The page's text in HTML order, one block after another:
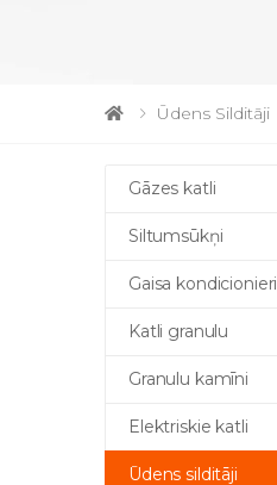
Ūdens Silditāji
Gāzes katli
Siltumsūkņi
Gaisa kondicionieri
Katli granulu
Granulu kamīni
Elektriskie katli
Ūdens silditāji